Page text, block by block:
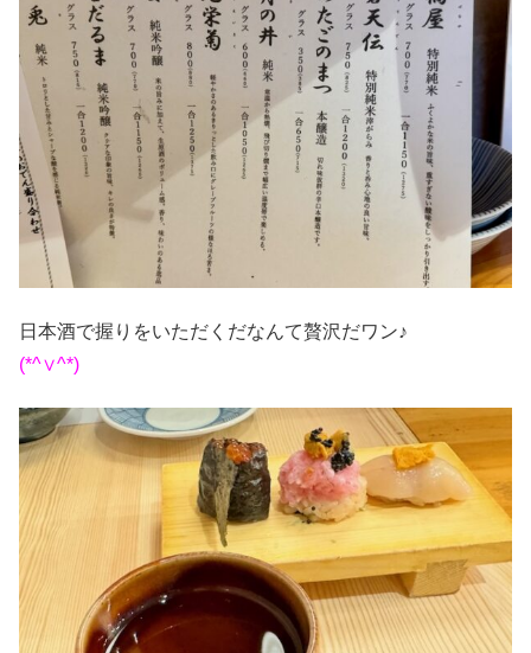
日本酒で握りをいただくだなんて贅沢だワン♪
(*^∨^*)